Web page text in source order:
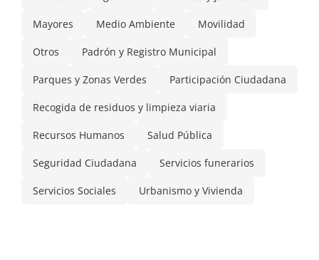
Mayores Medio Ambiente Movilidad
Otros Padrón y Registro Municipal
Parques y Zonas Verdes Participación Ciudadana
Recogida de residuos y limpieza viaria
Recursos Humanos Salud Pública
Seguridad Ciudadana Servicios funerarios
Servicios Sociales Urbanismo y Vivienda